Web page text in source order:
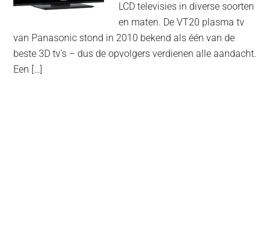
LCD televisies in diverse soorten
en maten. De VT20 plasma tv
van Panasonic stond in 2010 bekend als één van de
beste 3D tv’s – dus de opvolgers verdienen alle aandacht.
Een […]